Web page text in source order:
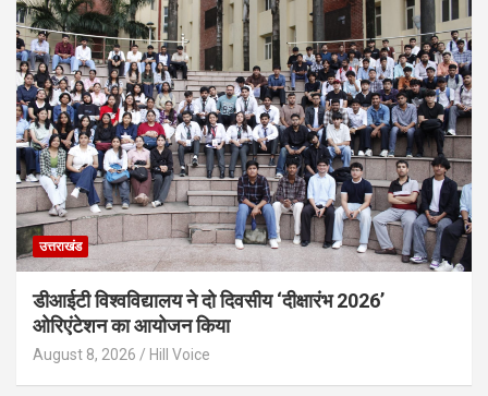
उत्तराखंड
डीआईटी विश्वविद्यालय ने दो दिवसीय ‘दीक्षारंभ 2026’
ओरिएंटेशन का आयोजन किया
August 8, 2026 Hill Voice